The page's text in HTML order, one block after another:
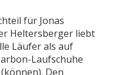
für Jonas
Heltersberger liebt
Läufer als auf
Laufschuhe
Den